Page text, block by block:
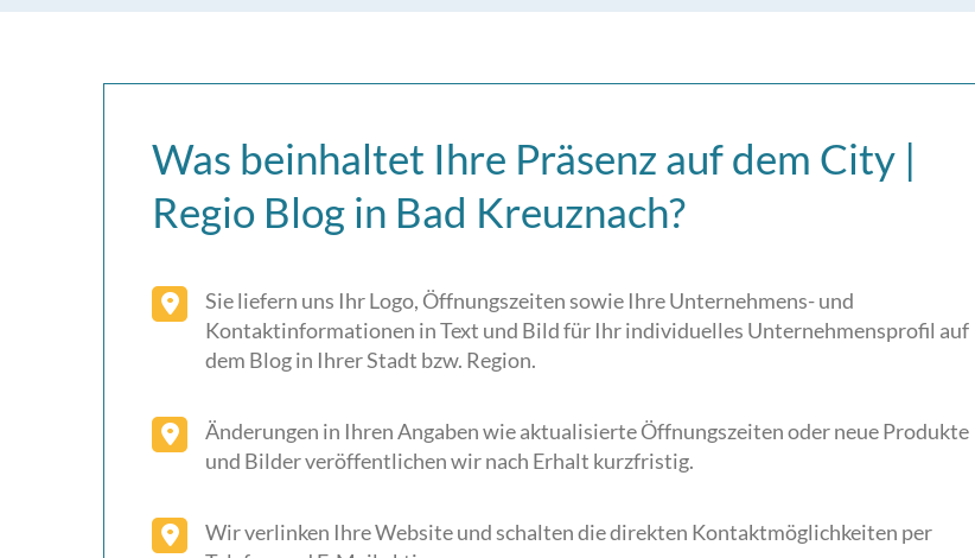
Was beinhaltet Ihre Präsenz auf dem City |
Regio Blog in Bad Kreuznach?
Sie liefern uns Ihr Logo, Öffnungszeiten sowie Ihre Unternehmens- und
Kontaktinformationen in Text und Bild für Ihr individuelles Unternehmensprofil auf
dem Blog in Ihrer Stadt bzw. Region.
Änderungen in Ihren Angaben wie aktualisierte Öffnungszeiten oder neue Produkte
und Bilder veröffentlichen wir nach Erhalt kurzfristig.
Wir verlinken Ihre Website und schalten die direkten Kontaktmöglichkeiten per